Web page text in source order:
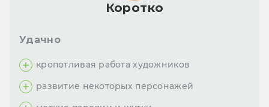
Коротко
Удачно
кропотливая работа художников
развитие некоторых персонажей